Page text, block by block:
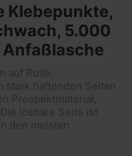
Klebepunkte,
5.000
Anfaßlasche
auf Rolle,
stark haftenden Seiten
Prospektmaterial,
lösbare Seite ist
den meisten